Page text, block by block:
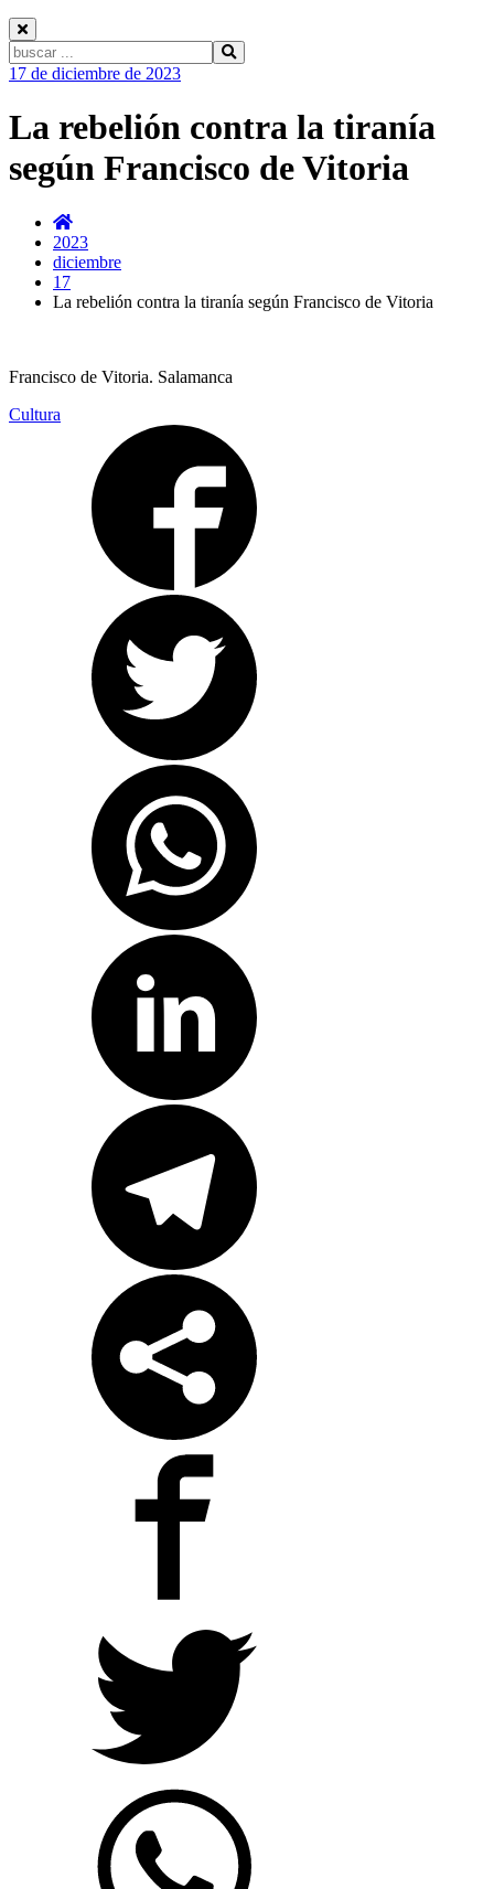
Buscar:
Ir
contenido
17 de diciembre de 2023
La rebelión contra la tiranía
según Francisco de Vitoria
2023
diciembre
17
La rebelión contra la tiranía según Francisco de Vitoria
Francisco de Vitoria. Salamanca
Cultura